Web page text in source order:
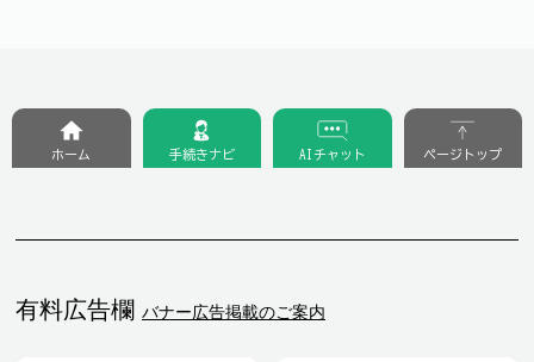
有料広告欄 バナー広告掲載のご案内
ホーム 手続きナビ AIチャット ページトップ